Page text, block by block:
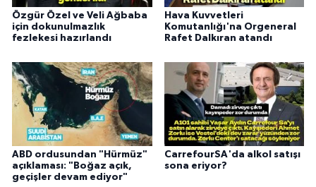
Özgür Özel ve Veli Ağbaba
için dokunulmazlık
fezlekesi hazırlandı
Hava Kuvvetleri
Komutanlığı'na Orgeneral
Rafet Dalkıran atandı
ABD ordusundan "Hürmüz"
açıklaması: "Boğaz açık,
geçişler devam ediyor"
CarrefourSA'da alkol satışı
sona eriyor?